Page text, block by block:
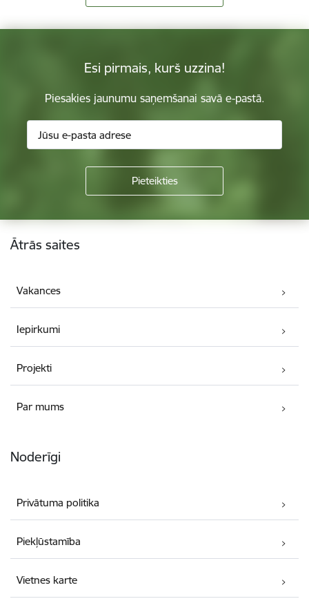
Esi pirmais, kurš uzzina!
Piesakies jaunumu saņemšanai savā e-pastā.
Kājene
Ātrās saites
Vakances
Iepirkumi
Projekti
Par mums
Noderīgi
Privātuma politika
Piekļūstamība
Vietnes karte